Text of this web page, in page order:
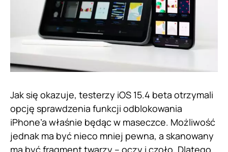
Jak się okazuje, testerzy iOS 15.4 beta otrzymali
opcję sprawdzenia funkcji odblokowania
iPhone’a właśnie będąc w maseczce. Możliwość
jednak ma być nieco mniej pewna, a skanowany
ma być fragment twarzy – oczy i czoło. Dlatego